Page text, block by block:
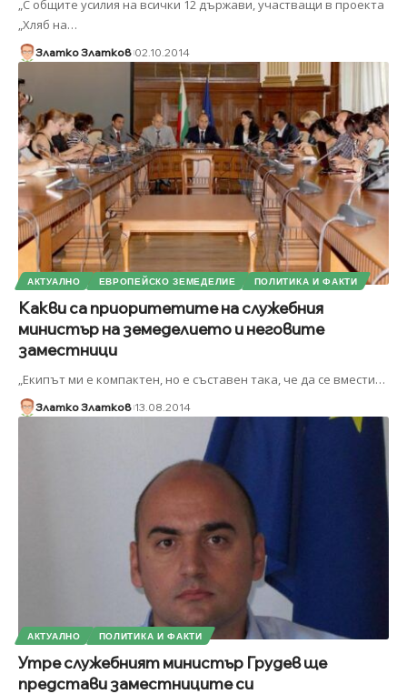
„С общите усилия на всички 12 държави, участващи в проекта
„Хляб на…
Златко Златков 02.10.2014
АКТУАЛНО ЕВРОПЕЙСКО ЗЕМЕДЕЛИЕ ПОЛИТИКА И ФАКТИ
Какви са приоритетите на служебния
министър на земеделието и неговите
заместници
„Екипът ми е компактен, но е съставен така, че да се вмести…
Златко Златков 13.08.2014
АКТУАЛНО ПОЛИТИКА И ФАКТИ
Утре служебният министър Грудев ще
представи заместниците си